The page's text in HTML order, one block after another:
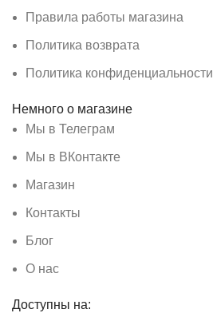
Правила работы магазина
Политика возврата
Политика конфиденциальности
Немного о магазине
Мы в Телеграм
Мы в ВКонтакте
Магазин
Контакты
Блог
О нас
Доступны на: